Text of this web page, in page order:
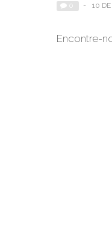
- 10
Encontre-